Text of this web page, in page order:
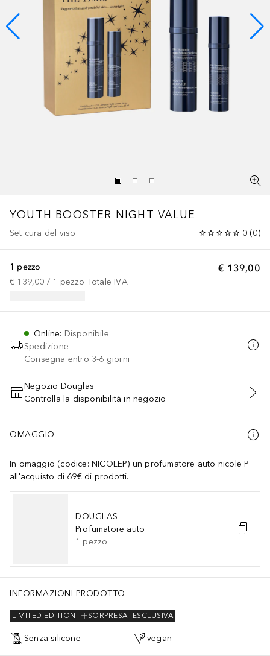
YOUTH BOOSTER NIGHT VALUE
Set cura del viso 0 (0)
€ 139,00
1 pezzo
€ 139,00 / 1 pezzo Totale IVA
Online: Disponibile
Spedizione
Consegna entro 3-6 giorni
AGGIUNGI AL CARRELLO
Negozio Douglas
Controlla la disponibilità in negozio
OMAGGIO
In omaggio (codice: NICOLEP) un profumatore auto nicole P
all'acquisto di 69€ di prodotti.
DOUGLAS
Profumatore auto
1 pezzo
INFORMAZIONI PRODOTTO
ESCLUSIVA
SORPRESA
LIMITED EDITION
Senza silicone vegan